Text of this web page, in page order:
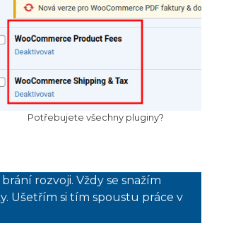
Potřebujete všechny pluginy?
rozvoji. Vždy se snažím
Ušetřím si tím spoustu práce v